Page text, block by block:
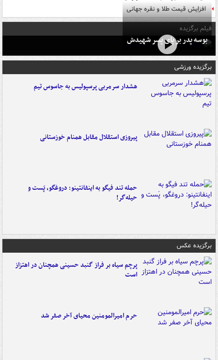
افزایش قیمت طلا و نقره جهانی
فیلم برگزیده
بوسه‌ پدر بر پای پسر شهیدش
برگزیده ورزشی
هشدار سرمربی پرسپولیس به جاسوس تیم
پیروزی استقلال مقابل همنام خوزستانی
حمله تند فیگو به اینفانتینو: دروغگو، پَست‌ و
حیله‌گر!
برگزیده عکس
پرچم سیاه بر فراز گنبد حسینی همچنان در اهتزاز
است
حرم امیرالمومنین محیای آخر صفر شد